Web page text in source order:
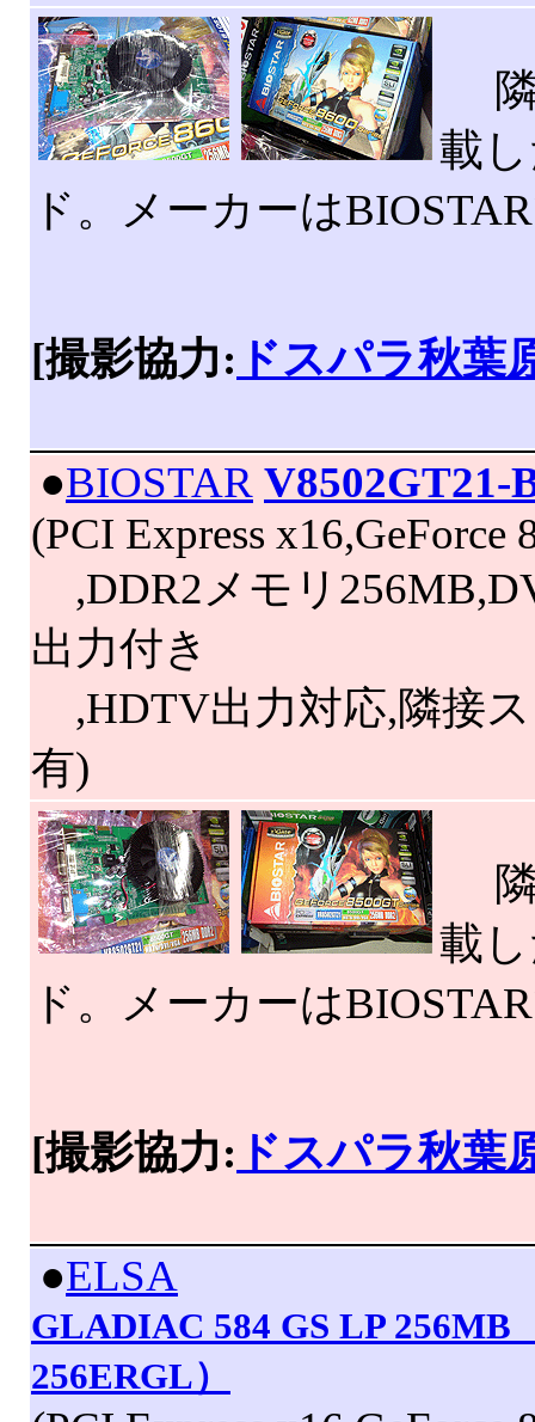
隣
載
ド。メーカーは
[撮影協力: ドスパラ秋葉
●BIOSTAR V8502GT21-
(PCI Express x16,GeForce
,DDR2メモリ
出力付き
,HDTV出力対応,隣接
有)
隣
載
ド。メーカーは
[撮影協力: ドスパラ秋葉
●ELSA
GLADIAC 584 GS LP 256MB
256ERGL）